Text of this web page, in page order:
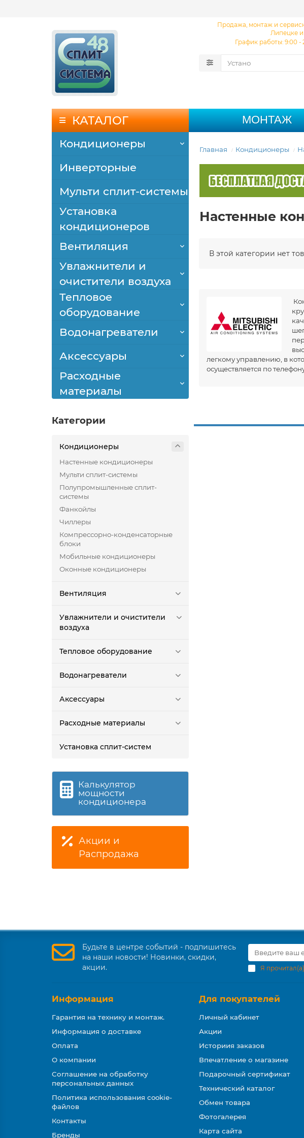
Продажа, монтаж и
Липецке
График работы: 9:00
КАТАЛОГ
Кондиционеры
Инверторные
Мульти сплит-системы
Установка
кондиционеров
Вентиляция
Увлажнители и
очистители воздуха
Тепловое
оборудование
Водонагреватели
Аксессуары
Расходные
материалы
МОНТАЖ
Главная Кондиционеры
Настенные
Категории
Кондиционеры
Настенные кондиционеры
Мульти сплит-системы
Полупромышленные сплит-
системы
Фанкойлы
Чиллеры
Компрессорно-конденсаторные
блоки
Мобильные кондиционеры
Оконные кондиционеры
Вентиляция
Увлажнители и очистители
воздуха
Тепловое оборудование
Водонагреватели
Аксессуары
Расходные материалы
Установка сплит-систем
Калькулятор
мощности
кондиционера
Акции и
Распродажа
В этой категории нет
легкому управлению, в
осуществляется по
Будьте в центре событий - подпишитесь
на наши новости! Новинки, скидки,
акции.
Я
Информация
Гарантия на технику и монтаж.
Информация о доставке
Оплата
О компании
Соглашение на обработку
персональных данных
Политика использования cookie-
файлов
Контакты
Бренды
Для покупателей
Личный кабинет
Акции
Историия заказов
Впечатление о магазине
Подарочный сертификат
Технический каталог
Обмен товара
Фотогалерея
Карта сайта